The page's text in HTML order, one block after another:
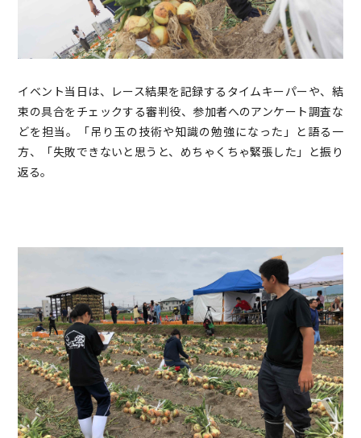
イベント当日は、レース結果を記録するタイムキーパーや、結
束の具合をチェックする審判役、参加者へのアンケート調査な
どを担当。「吊り玉の技術や知識の勉強になった」と語る一
方、「失敗できないと思うと、めちゃくちゃ緊張した」と振り
返る。